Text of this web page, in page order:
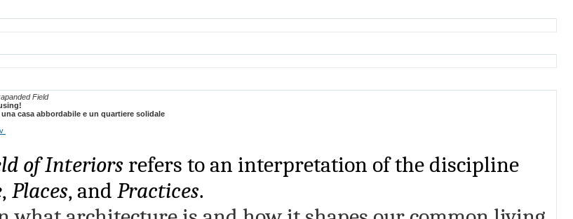
Field
casa abbordabile e un quartiere solidale
of Interiorsrefers to an interpretation of the discipline
, Places, and Practices.